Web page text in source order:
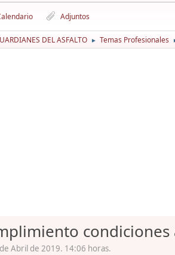
Adjuntos
DEL ASFALTO ► Temas Profesionales
Abril de 2019. 14:06 horas.